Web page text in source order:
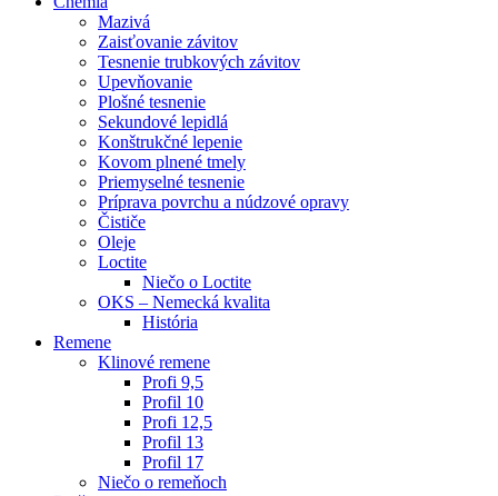
Mazivá
Zaisťovanie závitov
Tesnenie trubkových závitov
Upevňovanie
Plošné tesnenie
Sekundové lepidlá
Konštrukčné lepenie
Kovom plnené tmely
Priemyselné tesnenie
Príprava povrchu a núdzové opravy
Čističe
Oleje
Loctite
Niečo o Loctite
OKS – Nemecká kvalita
História
Remene
Klinové remene
Profi 9,5
Profil 10
Profi 12,5
Profil 13
Profil 17
Niečo o remeňoch